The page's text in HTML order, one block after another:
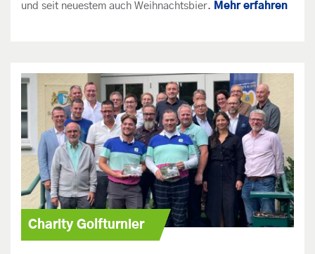
und seit neuestem auch Weihnachtsbier. Mehr erfahren
Charity Golfturnier